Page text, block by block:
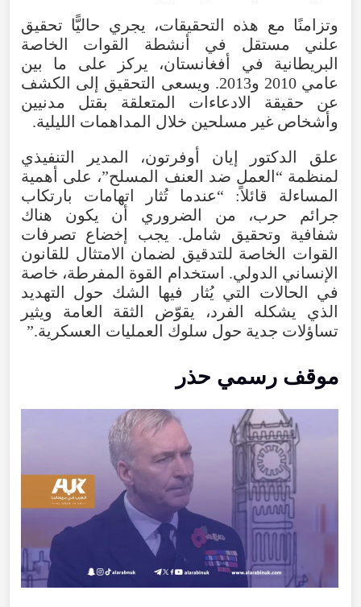
وتزامنًا مع هذه التحقيقات، يجري حاليًّا تحقيق
علني مستقل في أنشطة القوات الخاصة
البريطانية في أفغانستان، يركز على ما بين
عامي 2010 و2013. ويسعى التحقيق إلى الكشف
عن حقيقة الادعاءات المتعلقة بقتل مدنيين
وأشخاص غير مسلحين خلال المداهمات الليلية.
علق الدكتور إيان أوفرتون، المدير التنفيذي
لمنظمة “العمل ضد العنف المسلح”، على أهمية
المساءلة قائلاً: “عندما تُثار اتهامات بارتكاب
جرائم حرب، من الضروري أن يكون هناك
شفافية وتحقيق شامل. يجب إخضاع تصرفات
القوات الخاصة للتدقيق لضمان الامتثال للقانون
الإنساني الدولي. استخدام القوة المفرطة، خاصة
في الحالات التي يُثار فيها الشك حول التهديد
الذي يشكله الفرد، يقوّض الثقة العامة ويثير
تساؤلات جدية حول سلوك العمليات العسكرية.”
موقف رسمي حذر